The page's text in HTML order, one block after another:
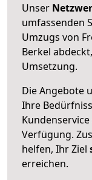
Unser
umfassenden
Umzugs von
Berkel
Umsetzung.
Die Angebote
Ihre
Verfügung.
helfen, Ihr Ziel
erreichen.